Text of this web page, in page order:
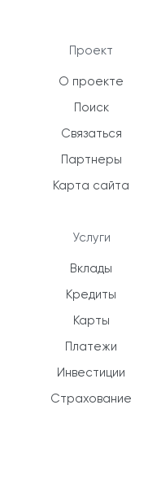
Проект
О проекте
Поиск
Связаться
Партнеры
Карта сайта
Услуги
Вклады
Кредиты
Карты
Платежи
Инвестиции
Страхование